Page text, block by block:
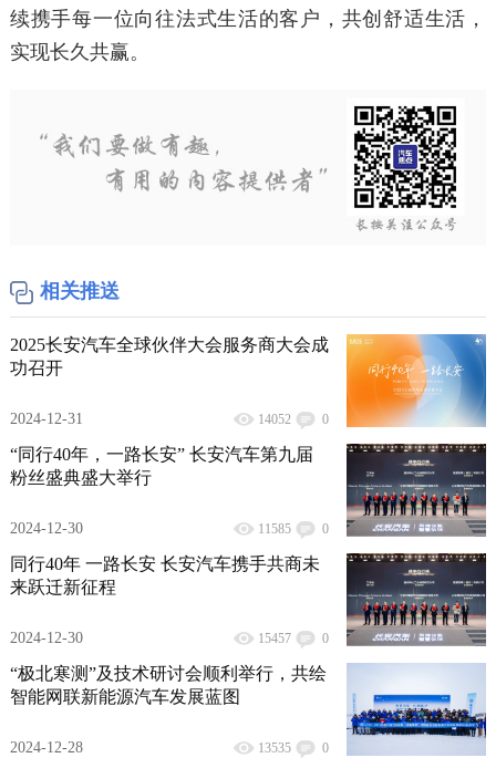
续携手每一位向往法式生活的客户，共创舒适生活，
实现长久共赢。
相关推送
2025长安汽车全球伙伴大会服务商大会成
功召开
2024-12-31 14052 0
“同行40年，一路长安” 长安汽车第九届
粉丝盛典盛大举行
2024-12-30 11585 0
同行40年 一路长安 长安汽车携手共商未
来跃迁新征程
2024-12-30 15457 0
“极北寒测”及技术研讨会顺利举行，共绘
智能网联新能源汽车发展蓝图
2024-12-28 13535 0